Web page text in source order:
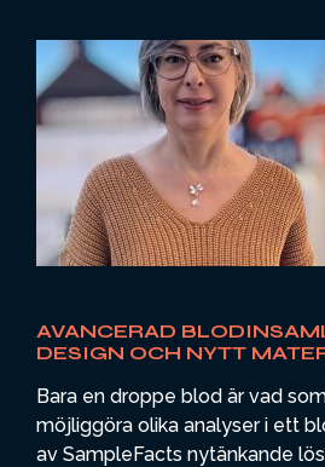
AVANCERAD
DESIGN OCH NYTT
Bara en droppe blod är vad
möjliggöra olika analyser i ett
av SampleFacts nytänkande